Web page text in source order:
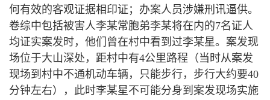
何有效的客观证据相印证；办案人员涉嫌刑讯逼供。
卷综中包括被害人李某常胞弟李某将在内的7名证人
均证实案发时，他们曾在村中看到过李某星。案发现
场位于大山深处，距村中有4公里路程（当时从案发
现场到村中不通机动车辆，只能步行，步行大约要40
分钟左右），此时李某星不可能分身到案发现场实施